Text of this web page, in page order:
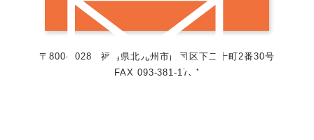
〒800-0028
福岡県北九州市門司区下二十町2番30号
FAX 093-381-1734